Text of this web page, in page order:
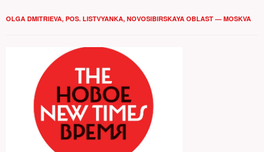
OLGA DMITRIEVA, POS. LISTVYANKA, NOVOSIBIRSKAYA OBLAST — MOSKVA